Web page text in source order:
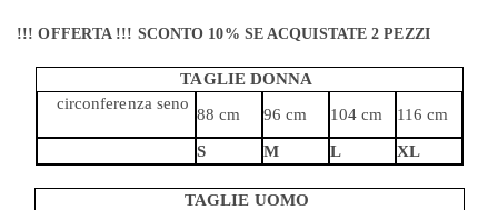
!!! OFFERTA !!! SCONTO 10% SE ACQUISTATE 2 PEZZI
TAGLIE DONNA
circonferenza seno
88 cm 96 cm 104 cm 116 cm
S M L XL
TAGLIE UOMO